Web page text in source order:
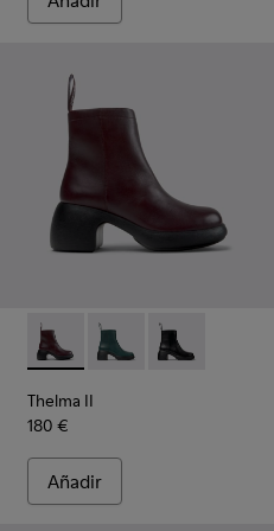
chelsea de piel burdeos para
Botas Chelsea burdeos de
022
K400299-014 - Botines de piel
Iman - K400299-010
Iman - K400299-009
Iman - K400299-
Thelma II - K400784-004 -
Thelma II - K400784-
Thelma II -
Thelma II
180 €
Añadir